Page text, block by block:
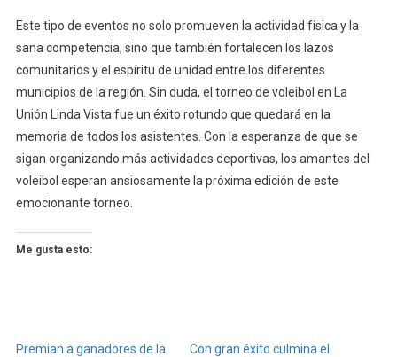
Este tipo de eventos no solo promueven la actividad física y la
sana competencia, sino que también fortalecen los lazos
comunitarios y el espíritu de unidad entre los diferentes
municipios de la región. Sin duda, el torneo de voleibol en La
Unión Linda Vista fue un éxito rotundo que quedará en la
memoria de todos los asistentes. Con la esperanza de que se
sigan organizando más actividades deportivas, los amantes del
voleibol esperan ansiosamente la próxima edición de este
emocionante torneo.
Me gusta esto:
Premian a ganadores de la
Con gran éxito culmina el